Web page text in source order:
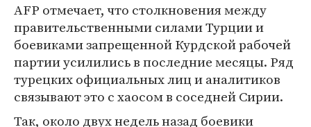
AFP отмечает, что столкновения между
правительственными силами Турции и
боевиками запрещенной Курдской рабочей
партии усилились в последние месяцы. Ряд
турецких официальных лиц и аналитиков
связывают это с хаосом в соседней Сирии.
Так, около двух недель назад боевики